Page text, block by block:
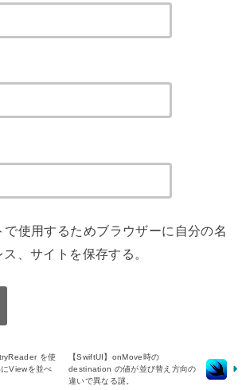
で使用するためブラウザーに自分の名
、サイトを保存する。
を使
Viewを並べ
【SwiftUI】onMove時の
destination の値が並び替え方向の
違いで異なる謎。